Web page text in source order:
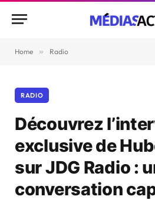
Home » Radio
RADIO
Découvrez
exclusive de
sur JDG Radio :
conversation